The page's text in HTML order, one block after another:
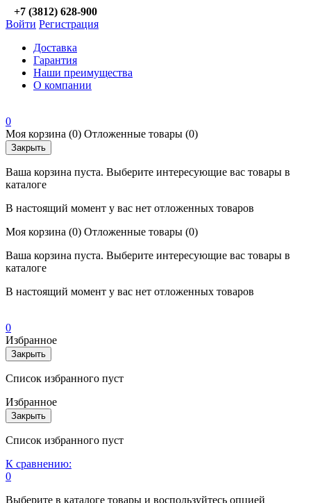
+7 (3812) 628-900
Войти Регистрация
Доставка
Гарантия
Наши преимущества
О компании
0
Моя корзина (0) Отложенные товары (0)
Закрыть
Ваша корзина пуста. Выберите интересующие вас товары в
каталоге
В настоящий момент у вас нет отложенных товаров
Моя корзина (0) Отложенные товары (0)
Ваша корзина пуста. Выберите интересующие вас товары в
каталоге
В настоящий момент у вас нет отложенных товаров
0
Избранное
Закрыть
Список избранного пуст
Избранное
Закрыть
Список избранного пуст
К сравнению:
0
Выберите в каталоге товары и воспользуйтесь опцией